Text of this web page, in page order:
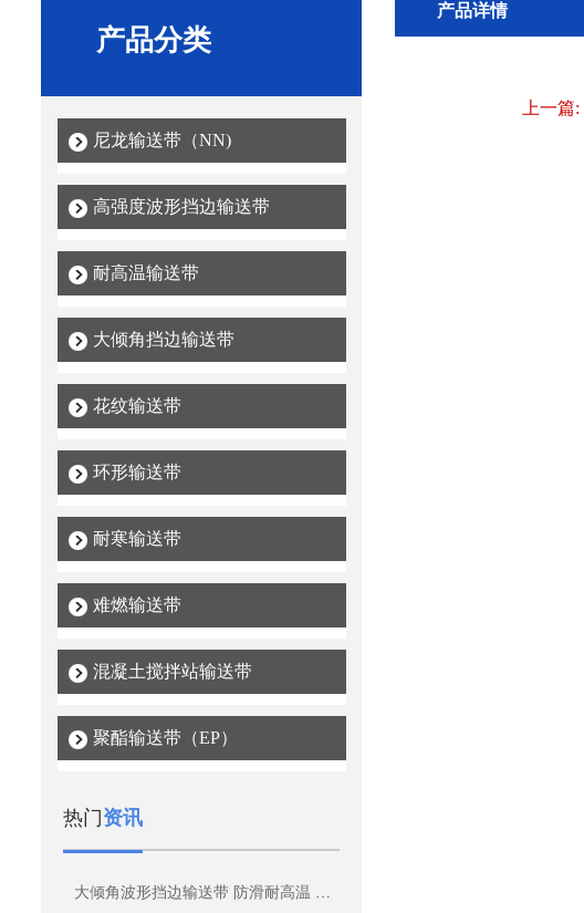
产品分类
尼龙输送带（NN)
高强度波形挡边输送带
耐高温输送带
大倾角挡边输送带
花纹输送带
环形输送带
耐寒输送带
难燃输送带
混凝土搅拌站输送带
聚酯输送带（EP）
热门 资讯
大倾角波形挡边输送带 防滑耐高温 耐···
产品详情
上一篇: